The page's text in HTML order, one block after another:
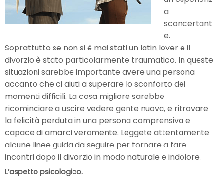
a
sconcertant
e.
Soprattutto se non si è mai stati un latin lover e il
divorzio è stato particolarmente traumatico. In queste
situazioni sarebbe importante avere una persona
accanto che ci aiuti a superare lo sconforto dei
momenti difficili. La cosa migliore sarebbe
ricominciare a uscire vedere gente nuova, e ritrovare
la felicità perduta in una persona comprensiva e
capace di amarci veramente. Leggete attentamente
alcune linee guida da seguire per tornare a fare
incontri dopo il divorzio in modo naturale e indolore.
L’aspetto psicologico.